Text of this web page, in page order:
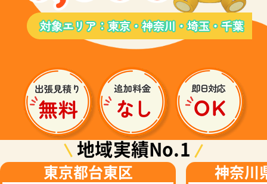
地域実績No.1
東京都台東区 神奈川